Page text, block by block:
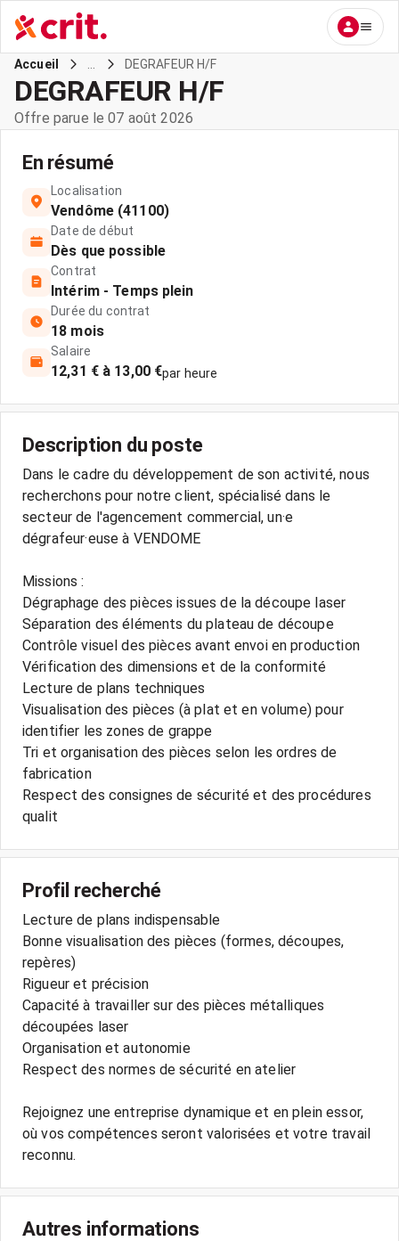
Accueil DEGRAFEUR H/F
DEGRAFEUR H/F
Offre parue le 07 août 2026
En résumé
Localisation
Vendôme (41100)
Date de début
Dès que possible
Contrat
Intérim - Temps plein
Durée du contrat
18 mois
Salaire
12,31 € à 13,00 €par heure
Description du poste
Dans le cadre du développement de son activité, nous
recherchons pour notre client, spécialisé dans le
secteur de l'agencement commercial, un·e
dégrafeur·euse à VENDOME
Missions :
Dégraphage des pièces issues de la découpe laser
Séparation des éléments du plateau de découpe
Contrôle visuel des pièces avant envoi en production
Vérification des dimensions et de la conformité
Lecture de plans techniques
Visualisation des pièces (à plat et en volume) pour
identifier les zones de grappe
Tri et organisation des pièces selon les ordres de
fabrication
Respect des consignes de sécurité et des procédures
Profil recherché
Lecture de plans indispensable
Bonne visualisation des pièces (formes, découpes,
repères)
Rigueur et précision
Capacité à travailler sur des pièces métalliques
découpées laser
Organisation et autonomie
Respect des normes de sécurité en atelier
Rejoignez une entreprise dynamique et en plein essor,
où vos compétences seront valorisées et votre travail
Autres informations